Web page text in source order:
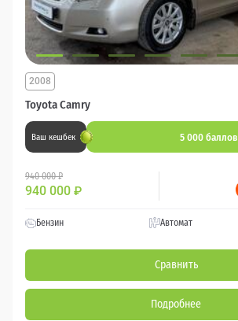
Toyota Camry
2008
Ваш кешбек 5 000 баллов
940 000 ₽
940 000 ₽
Бензин Автомат
Сравнить
Подробнее